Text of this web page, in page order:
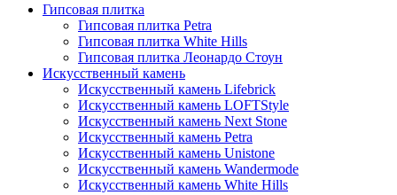
Гипсовая плитка
Гипсовая плитка Petra
Гипсовая плитка White Hills
Гипсовая плитка Леонардо Стоун
Искусственный камень
Искусственный камень Lifebrick
Искусственный камень LOFTStyle
Искусственный камень Next Stone
Искусственный камень Petra
Искусственный камень Unistone
Искусственный камень Wandermode
Искусственный камень White Hills